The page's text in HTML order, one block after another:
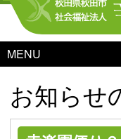
MENU
お知らせ